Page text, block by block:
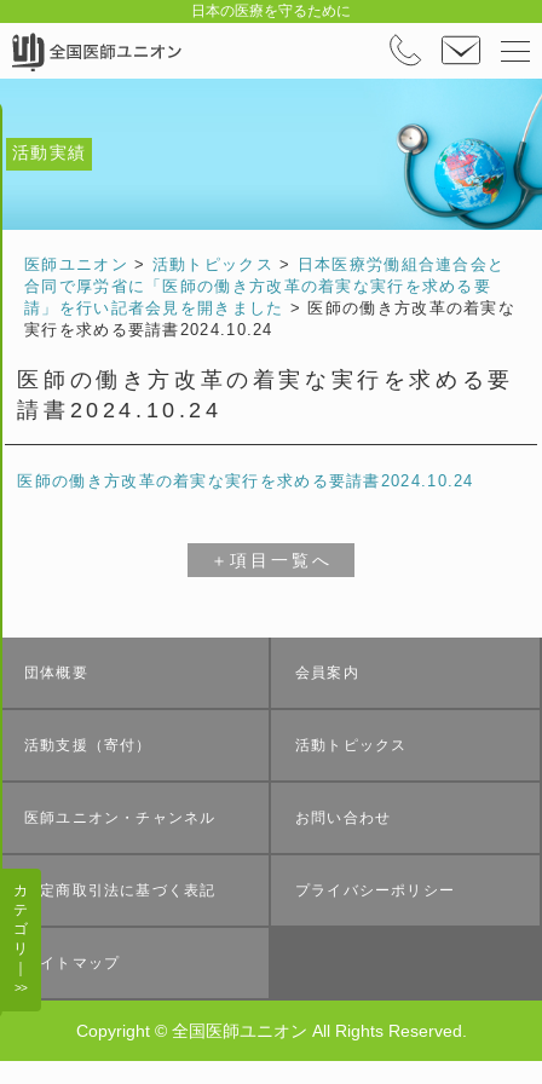
日本の医療を守るために
活動実績
医師ユニオン > 活動トピックス >
日本医療労働組合連合会と
合同で厚労省に「医師の働き方改革の着実な実行を求める要
請」を行い記者会見を開きました > 医師の働き方改革の着実な
実行を求める要請書2024.10.24
医師の働き方改革の着実な実行を求める要
請書2024.10.24
医師の働き方改革の着実な実行を求める要請書2024.10.24
＋項目一覧へ
団体概要 会員案内
活動支援（寄付） 活動トピックス
医師ユニオン・チャンネル お問い合わせ
特定商取引法に基づく表記 プライバシーポリシー
サイトマップ
Copyright © 全国医師ユニオン All Rights Reserved.
カ
テ
ゴ
リ